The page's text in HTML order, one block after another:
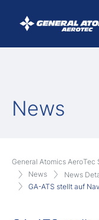
News
General Atomics AeroTec
News
News
GA-ATS stellt auf